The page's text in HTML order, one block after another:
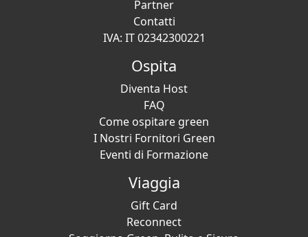
Partner
Contatti
IVA: IT 02342300221
Ospita
Diventa Host
FAQ
Come ospitare green
I Nostri Fornitori Green
Eventi di Formazione
Viaggia
Gift Card
Reconnect